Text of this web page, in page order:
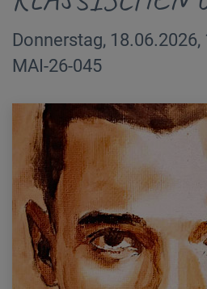
Donnerstag, 18.06.2026,
MAI-26-045